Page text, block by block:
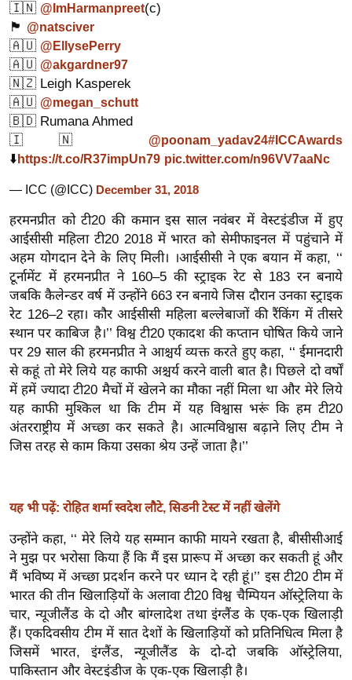
ई
-
पे
प
र
मि
सा
ल
मि
सा
ल
श
ख्सि
य
त
यं
ग
इं
डि
या
त्य
ज
ग
त
ऑ
टो
व
र्ल्ड
🇮🇳 @ImHarmanpreet(c)
🏴󠁧󠁢󠁥󠁮󠁧󠁿 @natsciver
🇦🇺 @EllysePerry
🇦🇺 @akgardner97
🇳🇿 Leigh Kasperek
🇦🇺 @megan_schutt
🇧🇩 Rumana Ahmed
🇮🇳
@poonam_yadav24#ICCAwards
⬇️ https://t.co/R37impUn79 pic.twitter.com/n96VV7aaNc
— ICC (@ICC) December 31, 2018
हरमनप्रीत को टी20 की कमान इस साल नवंबर में वेस्टइंडीज में हुए
आईसीसी महिला टी20 2018 में भारत को सेमीफाइनल में पहुंचाने में
अहम योगदान देने के लिए मिली। ।आईसीसी ने एक बयान में कहा, ‘‘
टूर्नामेंट में हरमनप्रीत ने 160–5 की स्ट्राइक रेट से 183 रन बनाये
जबकि कैलेन्डर वर्ष में उन्होंने 663 रन बनाये जिस दौरान उनका स्ट्राइक
रेट 126–2 रहा। कौर आईसीसी महिला बल्लेबाजों की रैंकिंग में तीसरे
स्थान पर काबिज है।’’ विश्व टी20 एकादश की कप्तान घोषित किये जाने
पर 29 साल की हरमनप्रीत ने आश्चर्य व्यक्त करते हुए कहा, ‘‘ ईमानदारी
से कहूं तो मेरे लिये यह काफी अश्चर्य करने वाली बात है। पिछले दो वर्षों
में हमें ज्यादा टी20 मैचों में खेलने का मौका नहीं मिला था और मेरे लिये
यह काफी मुश्किल था कि टीम में यह विश्वास भरूं कि हम टी20
अंतरराष्ट्रीय में अच्छा कर सकते है। आत्मविश्वास बढ़ाने लिए टीम ने
जिस तरह से काम किया उसका श्रेय उन्हें जाता है।’’
यह भी पढ़ें: रोहित शर्मा स्वदेश लौटे, सिडनी टेस्ट में नहीं खेलेंगे
उन्होंने कहा, ‘‘ मेरे लिये यह सम्मान काफी मायने रखता है, बीसीसीआई
ने मुझ पर भरोसा किया हैं कि मैं इस प्रारूप में अच्छा कर सकती हूं और
मैं भविष्य में अच्छा प्रदर्शन करने पर ध्यान दे रही हूं।’’ इस टी20 टीम में
भारत की तीन खिलाड़ियों के अलावा टी20 विश्व चैम्पियन ऑस्ट्रेलिया के
चार, न्यूजीलैंड के दो और बांग्लादेश तथा इंग्लैंड के एक-एक खिलाड़ी
हैं। एकदिवसीय टीम में सात देशों के खिलाड़ियों को प्रतिनिधित्व मिला है
जिसमें भारत, इंग्लैंड, न्यूजीलैंड के दो-दो जबकि ऑस्ट्रेलिया,
पाकिस्तान और वेस्टइंडीज के एक-एक खिलाड़ी है।